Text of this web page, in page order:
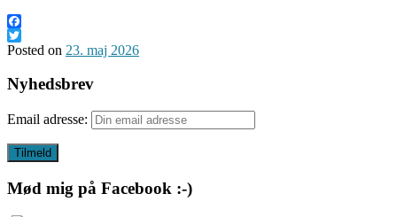
Facebook
Twitter
Posted on 23. maj 2026
Nyhedsbrev
Email adresse:
Mød mig på Facebook :-)